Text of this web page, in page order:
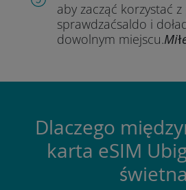
aby zacząć korzystać
sprawdzaćsaldo i
dowolnym miejscu.
Dlaczego
karta eSIM
świetna